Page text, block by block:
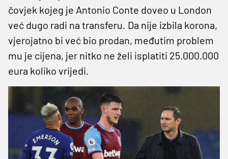
čovjek kojeg je Antonio Conte doveo u London
već dugo radi na transferu. Da nije izbila korona,
vjerojatno bi već bio prodan, međutim problem
mu je cijena, jer nitko ne želi isplatiti 25.000.000
eura koliko vrijedi.